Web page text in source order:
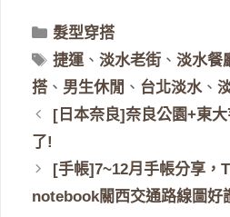
分
類
髮型穿搭
標
籤
捷運 、淡水老街 、淡水餐
搭 、 男生休閒 、 台北淡水、
[日本奈良]奈良公園+東
了!
[手帳]7~12月手帳分享，
notebook關西交通路線圖好